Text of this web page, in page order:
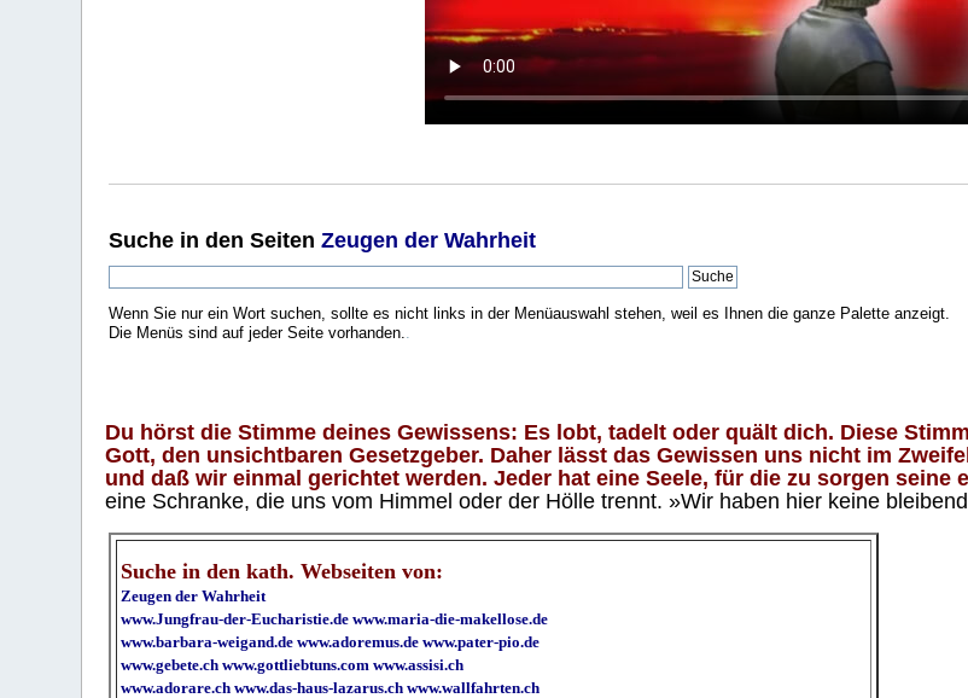
Suche in den SeitenZeugen der Wahrheit
Wenn Sie nur ein Wort suchen, sollte es nicht links in der Menüauswahl stehen, weil es Ihnen die ganze Palette anzeigt.
Die Menüs sind auf jeder Seite vorhanden.
Du hörst die Stimme deines Gewissens: Es lobt, tadelt oder quält dich. Diese
Gott, den unsichtbaren Gesetzgeber. Daher lässt das Gewissen uns nicht im
und daß wir einmal gerichtet werden. Jeder hat eine Seele, für die zu sorgen seine
eine Schranke, die uns vom Himmel oder der Hölle trennt. »Wir haben hier keine
Suche in den kath. Webseiten von:
Zeugen der Wahrheit
www.Jungfrau-der-Eucharistie.de www.maria-die-makellose.de
www.barbara-weigand.de www.adoremus.de www.pater-pio.de
www.gebete.ch www.gottliebtuns.com www.assisi.ch
www.adorare.ch www.das-haus-lazarus.ch www.wallfahrten.ch